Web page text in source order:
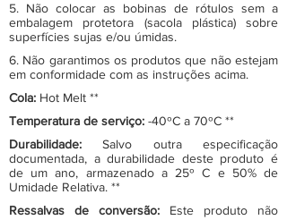
5. Não colocar as bobinas de rótulos sem a
embalagem protetora (sacola plástica) sobre
superfícies sujas e/ou úmidas.
6. Não garantimos os produtos que não estejam
em conformidade com as instruções acima.
Cola: Hot Melt **
Temperatura de serviço: -40ºC a 70ºC **
Durabilidade:Salvo outra especificação
documentada, a durabilidade deste produto é
de um ano, armazenado a 25º C e 50% de
Umidade Relativa. **
Ressalvas de conversão: Este produto não